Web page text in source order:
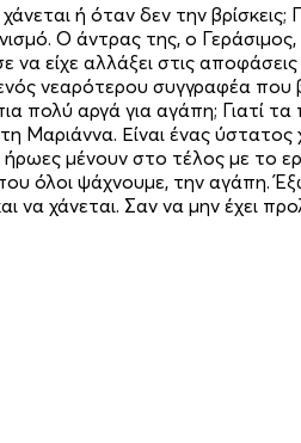
ή όταν δεν την
Ο άντρας της, ο
να είχε αλλάξει στις
νεαρότερου συγγραφέα που
πολύ αργά για αγάπη; Γιατί
Μαριάννα. Είναι ένας ύστατος
μένουν στο τέλος με το
που όλοι ψάχνουμε, την
και να χάνεται. Σαν να μην